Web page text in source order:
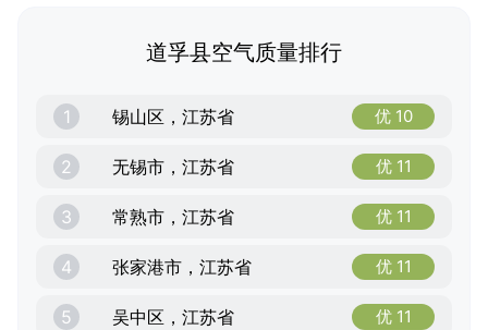
道孚县空气质量排行
1 锡山区，江苏省 优 10
2 无锡市，江苏省 优 11
3 常熟市，江苏省 优 11
4 张家港市，江苏省 优 11
5 吴中区，江苏省 优 11